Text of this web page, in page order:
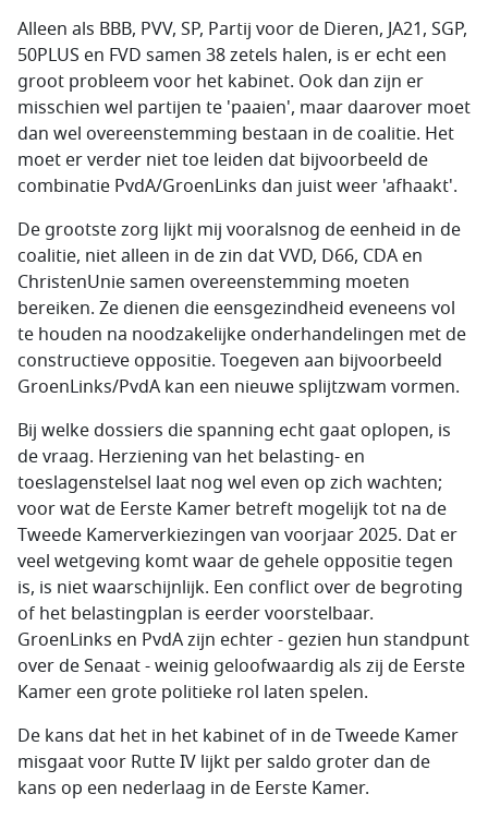
Alleen als BBB, PVV, SP, Partij voor de Dieren, JA21, SGP,
50PLUS en FVD samen 38 zetels halen, is er echt een
groot probleem voor het kabinet. Ook dan zijn er
misschien wel partijen te 'paaien', maar daarover moet
dan wel overeenstemming bestaan in de coalitie. Het
moet er verder niet toe leiden dat bijvoorbeeld de
combinatie PvdA/GroenLinks dan juist weer 'afhaakt'.
De grootste zorg lijkt mij vooralsnog de eenheid in de
coalitie, niet alleen in de zin dat VVD, D66, CDA en
ChristenUnie samen overeenstemming moeten
bereiken. Ze dienen die eensgezindheid eveneens vol
te houden na noodzakelijke onderhandelingen met de
constructieve oppositie. Toegeven aan bijvoorbeeld
GroenLinks/PvdA kan een nieuwe splijtzwam vormen.
Bij welke dossiers die spanning echt gaat oplopen, is
de vraag. Herziening van het belasting- en
toeslagenstelsel laat nog wel even op zich wachten;
voor wat de Eerste Kamer betreft mogelijk tot na de
Tweede Kamerverkiezingen van voorjaar 2025. Dat er
veel wetgeving komt waar de gehele oppositie tegen
is, is niet waarschijnlijk. Een conflict over de begroting
of het belastingplan is eerder voorstelbaar.
GroenLinks en PvdA zijn echter - gezien hun standpunt
over de Senaat - weinig geloofwaardig als zij de Eerste
Kamer een grote politieke rol laten spelen.
De kans dat het in het kabinet of in de Tweede Kamer
misgaat voor Rutte IV lijkt per saldo groter dan de
kans op een nederlaag in de Eerste Kamer.